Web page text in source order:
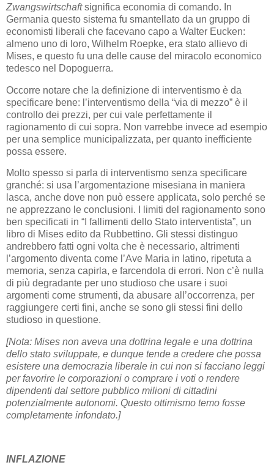
Zwangswirtschaftsignifica economia di comando. In
Germania questo sistema fu smantellato da un gruppo di
economisti liberali che facevano capo a Walter Eucken:
almeno uno di loro, Wilhelm Roepke, era stato allievo di
Mises, e questo fu una delle cause del miracolo economico
tedesco nel Dopoguerra.
Occorre notare che la definizione di interventismo è da
specificare bene: l’interventismo della “via di mezzo” è il
controllo dei prezzi, per cui vale perfettamente il
ragionamento di cui sopra. Non varrebbe invece ad esempio
per una semplice municipalizzata, per quanto inefficiente
possa essere.
Molto spesso si parla di interventismo senza specificare
granché: si usa l’argomentazione misesiana in maniera
lasca, anche dove non può essere applicata, solo perché se
ne apprezzano le conclusioni. I limiti del ragionamento sono
ben specificati in “I fallimenti dello Stato interventista”, un
libro di Mises edito da Rubbettino. Gli stessi distinguo
andrebbero fatti ogni volta che è necessario, altrimenti
l’argomento diventa come l’Ave Maria in latino, ripetuta a
memoria, senza capirla, e farcendola di errori. Non c’è nulla
di più degradante per uno studioso che usare i suoi
argomenti come strumenti, da abusare all’occorrenza, per
raggiungere certi fini, anche se sono gli stessi fini dello
studioso in questione.
[Nota: Mises non aveva una dottrina legale e una dottrina
dello stato sviluppate, e dunque tende a credere che possa
esistere una democrazia liberale in cui non si facciano leggi
per favorire le corporazioni o comprare i voti o rendere
dipendenti dal settore pubblico milioni di cittadini
potenzialmente autonomi. Questo ottimismo temo fosse
completamente infondato.]
INFLAZIONE